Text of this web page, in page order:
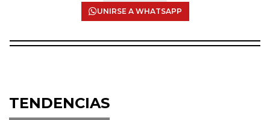
UNIRSE A WHATSAPP
TENDENCIAS